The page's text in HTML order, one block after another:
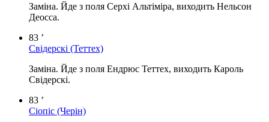
Заміна. Йде з поля Серхі Альтіміра, виходить Нельсон
Деосса.
83 ’
Свідерскі (Теттех)
Заміна. Йде з поля Ендрюс Теттех, виходить Кароль
Свідерскі.
83 ’
Сіопіс (Черін)